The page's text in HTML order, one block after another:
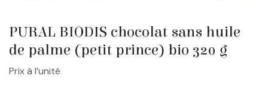
PURAL BIODIS chocolat sans huile
de palme (petit prince) bio 320 g
Prix à l’unité